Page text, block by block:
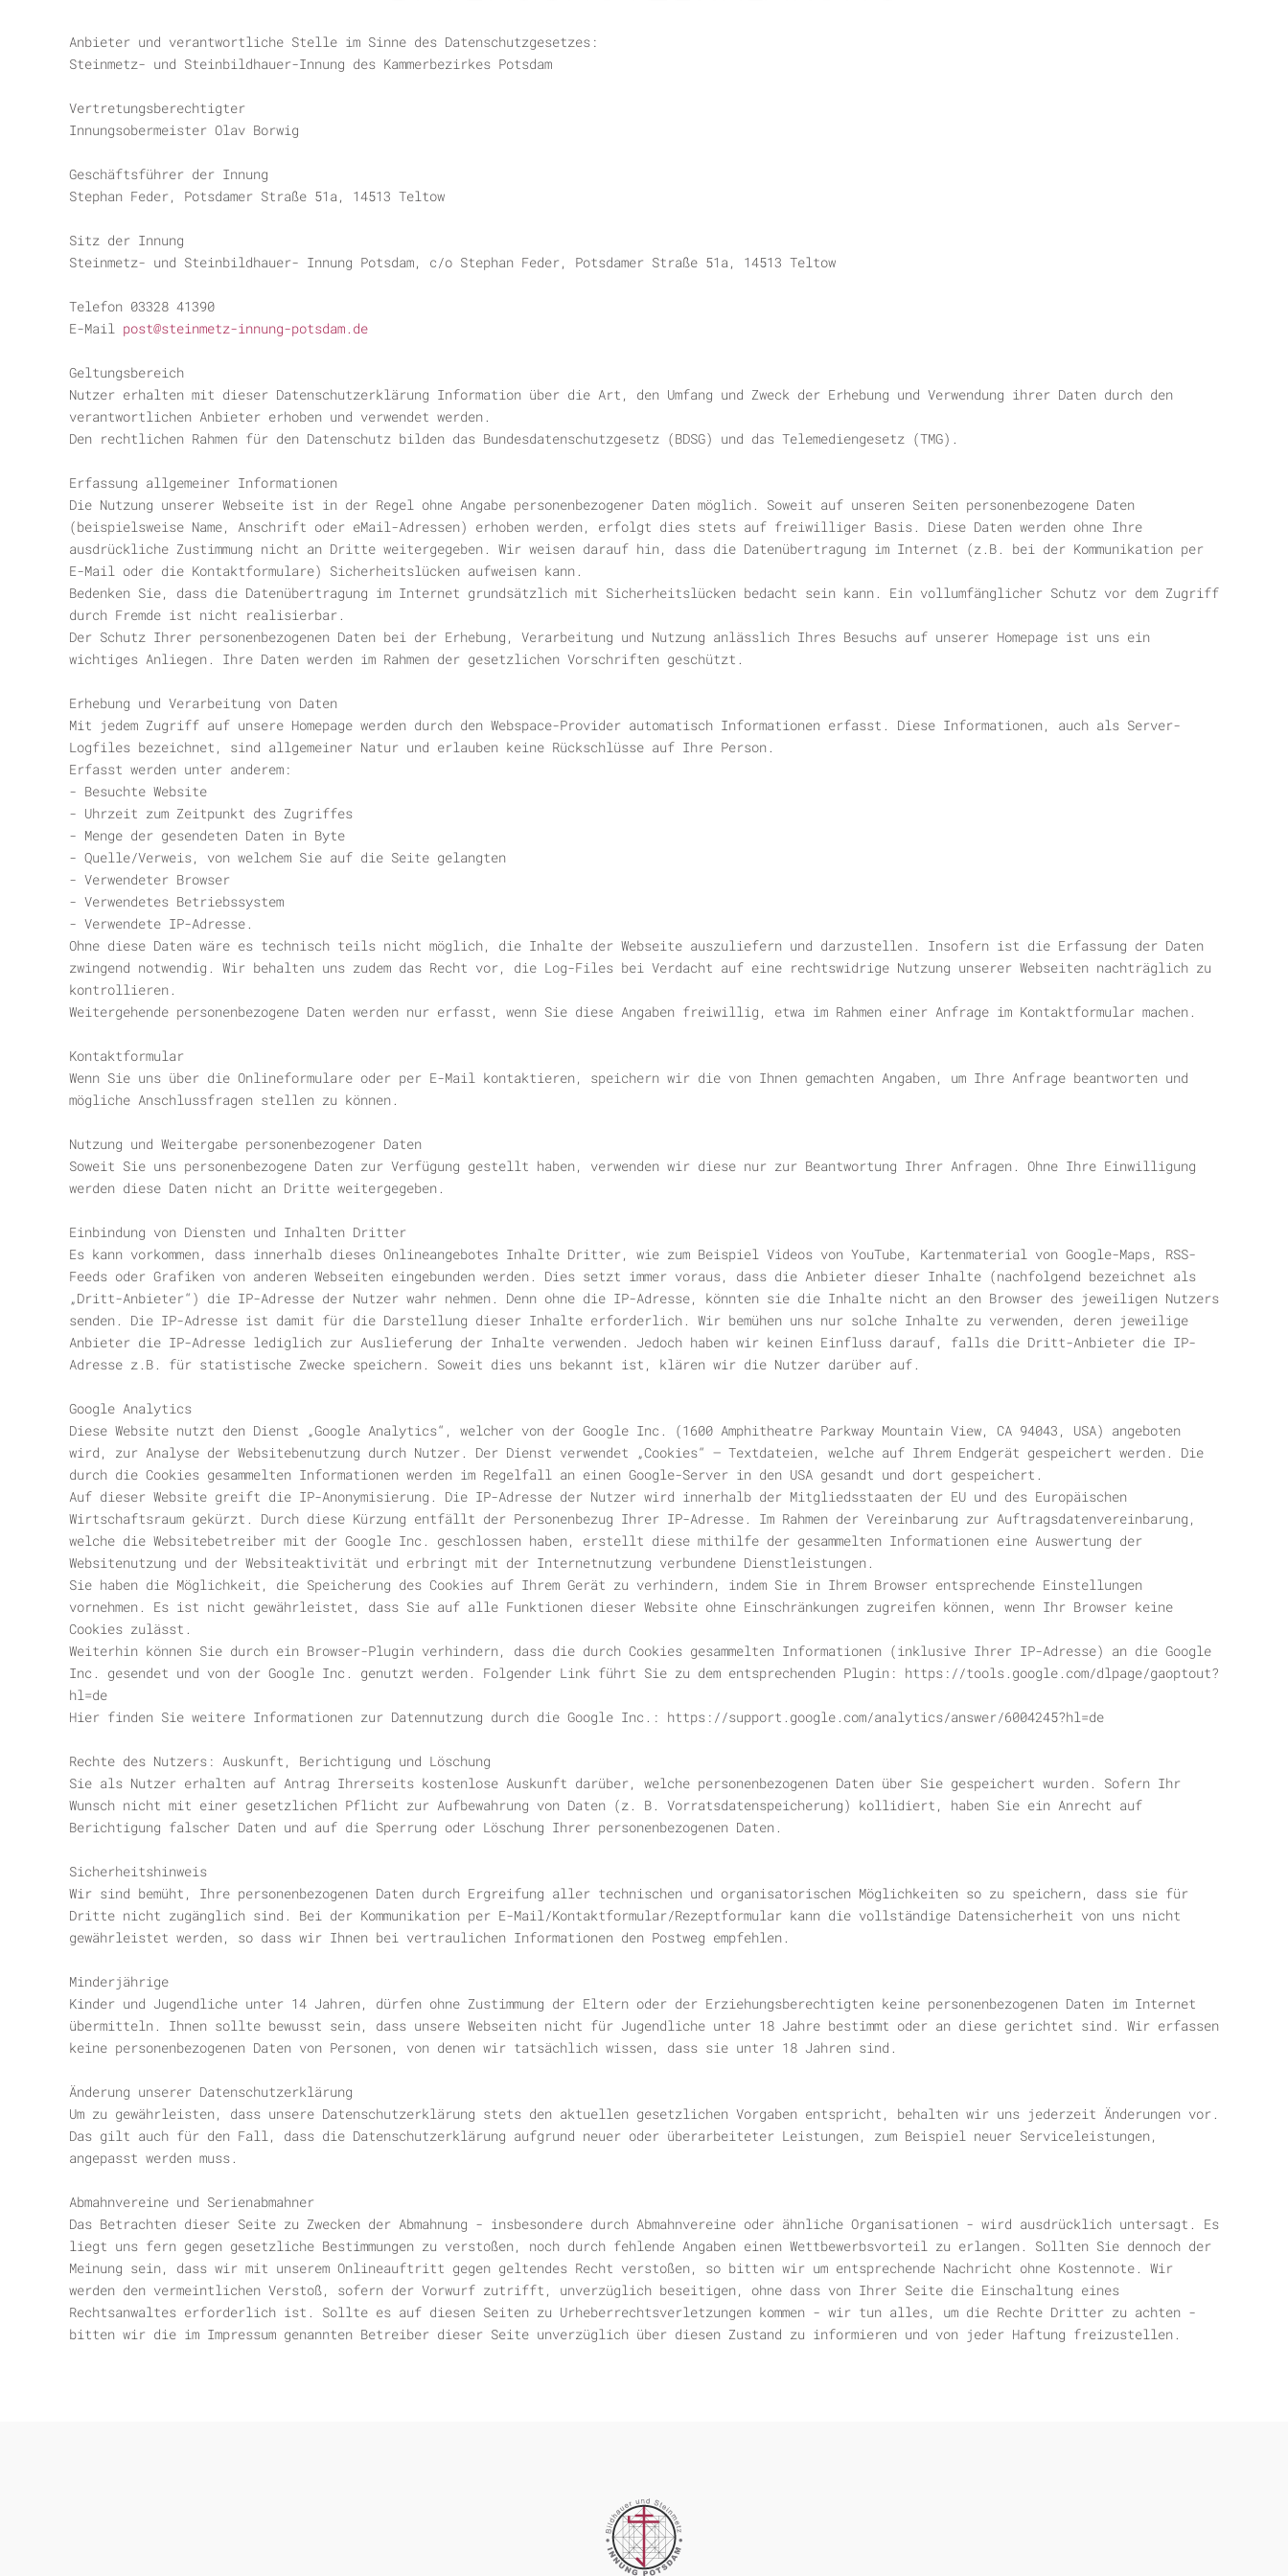
Anbieter und verantwortliche Stelle im Sinne des Datenschutzgesetzes:
Steinmetz- und Steinbildhauer-Innung des Kammerbezirkes Potsdam
Vertretungsberechtigter
Innungsobermeister Olav Borwig
Geschäftsführer der Innung
Stephan Feder, Potsdamer Straße 51a, 14513 Teltow
Sitz der Innung
Steinmetz- und Steinbildhauer- Innung Potsdam, c/o Stephan Feder, Potsdamer Straße 51a, 14513 Teltow
Telefon 03328 41390
E-Mail post@steinmetz-innung-potsdam.de
Geltungsbereich
Nutzer erhalten mit dieser Datenschutzerklärung Information über die Art, den Umfang und Zweck der Erhebung und Verwendung ihrer Daten durch den
verantwortlichen Anbieter erhoben und verwendet werden.
Den rechtlichen Rahmen für den Datenschutz bilden das Bundesdatenschutzgesetz (BDSG) und das Telemediengesetz (TMG).
Erfassung allgemeiner Informationen
Die Nutzung unserer Webseite ist in der Regel ohne Angabe personenbezogener Daten möglich. Soweit auf unseren Seiten personenbezogene Daten
(beispielsweise Name, Anschrift oder eMail-Adressen) erhoben werden, erfolgt dies stets auf freiwilliger Basis. Diese Daten werden ohne Ihre
ausdrückliche Zustimmung nicht an Dritte weitergegeben. Wir weisen darauf hin, dass die Datenübertragung im Internet (z.B. bei der Kommunikation per
E-Mail oder die Kontaktformulare) Sicherheitslücken aufweisen kann.
Bedenken Sie, dass die Datenübertragung im Internet grundsätzlich mit Sicherheitslücken bedacht sein kann. Ein vollumfänglicher Schutz vor dem Zugriff
durch Fremde ist nicht realisierbar.
Der Schutz Ihrer personenbezogenen Daten bei der Erhebung, Verarbeitung und Nutzung anlässlich Ihres Besuchs auf unserer Homepage ist uns ein
wichtiges Anliegen. Ihre Daten werden im Rahmen der gesetzlichen Vorschriften geschützt.
Erhebung und Verarbeitung von Daten
Mit jedem Zugriff auf unsere Homepage werden durch den Webspace-Provider automatisch Informationen erfasst. Diese Informationen, auch als Server-
Logfiles bezeichnet, sind allgemeiner Natur und erlauben keine Rückschlüsse auf Ihre Person.
Erfasst werden unter anderem:
- Besuchte Website
- Uhrzeit zum Zeitpunkt des Zugriffes
- Menge der gesendeten Daten in Byte
- Quelle/Verweis, von welchem Sie auf die Seite gelangten
- Verwendeter Browser
- Verwendetes Betriebssystem
- Verwendete IP-Adresse.
Ohne diese Daten wäre es technisch teils nicht möglich, die Inhalte der Webseite auszuliefern und darzustellen. Insofern ist die Erfassung der Daten
zwingend notwendig. Wir behalten uns zudem das Recht vor, die Log-Files bei Verdacht auf eine rechtswidrige Nutzung unserer Webseiten nachträglich zu
kontrollieren.
Weitergehende personenbezogene Daten werden nur erfasst, wenn Sie diese Angaben freiwillig, etwa im Rahmen einer Anfrage im Kontaktformular machen.
Kontaktformular
Wenn Sie uns über die Onlineformulare oder per E-Mail kontaktieren, speichern wir die von Ihnen gemachten Angaben, um Ihre Anfrage beantworten und
mögliche Anschlussfragen stellen zu können.
Nutzung und Weitergabe personenbezogener Daten
Soweit Sie uns personenbezogene Daten zur Verfügung gestellt haben, verwenden wir diese nur zur Beantwortung Ihrer Anfragen. Ohne Ihre Einwilligung
werden diese Daten nicht an Dritte weitergegeben.
Einbindung von Diensten und Inhalten Dritter
Es kann vorkommen, dass innerhalb dieses Onlineangebotes Inhalte Dritter, wie zum Beispiel Videos von YouTube, Kartenmaterial von Google-Maps, RSS-
Feeds oder Grafiken von anderen Webseiten eingebunden werden. Dies setzt immer voraus, dass die Anbieter dieser Inhalte (nachfolgend bezeichnet als
„Dritt-Anbieter“) die IP-Adresse der Nutzer wahr nehmen. Denn ohne die IP-Adresse, könnten sie die Inhalte nicht an den Browser des jeweiligen Nutzers
senden. Die IP-Adresse ist damit für die Darstellung dieser Inhalte erforderlich. Wir bemühen uns nur solche Inhalte zu verwenden, deren jeweilige
Anbieter die IP-Adresse lediglich zur Auslieferung der Inhalte verwenden. Jedoch haben wir keinen Einfluss darauf, falls die Dritt-Anbieter die IP-
Adresse z.B. für statistische Zwecke speichern. Soweit dies uns bekannt ist, klären wir die Nutzer darüber auf.
Google Analytics
Diese Website nutzt den Dienst „Google Analytics“, welcher von der Google Inc. (1600 Amphitheatre Parkway Mountain View, CA 94043, USA) angeboten
wird, zur Analyse der Websitebenutzung durch Nutzer. Der Dienst verwendet „Cookies“ – Textdateien, welche auf Ihrem Endgerät gespeichert werden. Die
durch die Cookies gesammelten Informationen werden im Regelfall an einen Google-Server in den USA gesandt und dort gespeichert.
Auf dieser Website greift die IP-Anonymisierung. Die IP-Adresse der Nutzer wird innerhalb der Mitgliedsstaaten der EU und des Europäischen
Wirtschaftsraum gekürzt. Durch diese Kürzung entfällt der Personenbezug Ihrer IP-Adresse. Im Rahmen der Vereinbarung zur Auftragsdatenvereinbarung,
welche die Websitebetreiber mit der Google Inc. geschlossen haben, erstellt diese mithilfe der gesammelten Informationen eine Auswertung der
Websitenutzung und der Websiteaktivität und erbringt mit der Internetnutzung verbundene Dienstleistungen.
Sie haben die Möglichkeit, die Speicherung des Cookies auf Ihrem Gerät zu verhindern, indem Sie in Ihrem Browser entsprechende Einstellungen
vornehmen. Es ist nicht gewährleistet, dass Sie auf alle Funktionen dieser Website ohne Einschränkungen zugreifen können, wenn Ihr Browser keine
Cookies zulässt.
Weiterhin können Sie durch ein Browser-Plugin verhindern, dass die durch Cookies gesammelten Informationen (inklusive Ihrer IP-Adresse) an die Google
Inc. gesendet und von der Google Inc. genutzt werden. Folgender Link führt Sie zu dem entsprechenden Plugin: https://tools.google.com/dlpage/gaoptout?
hl=de
Hier finden Sie weitere Informationen zur Datennutzung durch die Google Inc.: https://support.google.com/analytics/answer/6004245?hl=de
Rechte des Nutzers: Auskunft, Berichtigung und Löschung
Sie als Nutzer erhalten auf Antrag Ihrerseits kostenlose Auskunft darüber, welche personenbezogenen Daten über Sie gespeichert wurden. Sofern Ihr
Wunsch nicht mit einer gesetzlichen Pflicht zur Aufbewahrung von Daten (z. B. Vorratsdatenspeicherung) kollidiert, haben Sie ein Anrecht auf
Berichtigung falscher Daten und auf die Sperrung oder Löschung Ihrer personenbezogenen Daten.
Sicherheitshinweis
Wir sind bemüht, Ihre personenbezogenen Daten durch Ergreifung aller technischen und organisatorischen Möglichkeiten so zu speichern, dass sie für
Dritte nicht zugänglich sind. Bei der Kommunikation per E-Mail/Kontaktformular/Rezeptformular kann die vollständige Datensicherheit von uns nicht
gewährleistet werden, so dass wir Ihnen bei vertraulichen Informationen den Postweg empfehlen.
Minderjährige
Kinder und Jugendliche unter 14 Jahren, dürfen ohne Zustimmung der Eltern oder der Erziehungsberechtigten keine personenbezogenen Daten im Internet
übermitteln. Ihnen sollte bewusst sein, dass unsere Webseiten nicht für Jugendliche unter 18 Jahre bestimmt oder an diese gerichtet sind. Wir erfassen
keine personenbezogenen Daten von Personen, von denen wir tatsächlich wissen, dass sie unter 18 Jahren sind.
Änderung unserer Datenschutzerklärung
Um zu gewährleisten, dass unsere Datenschutzerklärung stets den aktuellen gesetzlichen Vorgaben entspricht, behalten wir uns jederzeit Änderungen vor.
Das gilt auch für den Fall, dass die Datenschutzerklärung aufgrund neuer oder überarbeiteter Leistungen, zum Beispiel neuer Serviceleistungen,
angepasst werden muss.
Abmahnvereine und Serienabmahner
Das Betrachten dieser Seite zu Zwecken der Abmahnung - insbesondere durch Abmahnvereine oder ähnliche Organisationen - wird ausdrücklich untersagt. Es
liegt uns fern gegen gesetzliche Bestimmungen zu verstoßen, noch durch fehlende Angaben einen Wettbewerbsvorteil zu erlangen. Sollten Sie dennoch der
Meinung sein, dass wir mit unserem Onlineauftritt gegen geltendes Recht verstoßen, so bitten wir um entsprechende Nachricht ohne Kostennote. Wir
werden den vermeintlichen Verstoß, sofern der Vorwurf zutrifft, unverzüglich beseitigen, ohne dass von Ihrer Seite die Einschaltung eines
Rechtsanwaltes erforderlich ist. Sollte es auf diesen Seiten zu Urheberrechtsverletzungen kommen - wir tun alles, um die Rechte Dritter zu achten -
bitten wir die im Impressum genannten Betreiber dieser Seite unverzüglich über diesen Zustand zu informieren und von jeder Haftung freizustellen.